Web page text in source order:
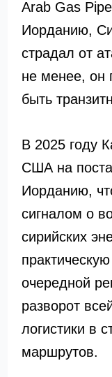
Arab Gas
Иорданию,
страдал от
не менее, он
быть
В 2025 году
США на
Иорданию,
сигналом о
сирийских
очередной
разворот
логистики в
маршрутов.